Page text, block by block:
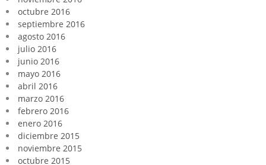
octubre 2016
septiembre 2016
agosto 2016
julio 2016
junio 2016
mayo 2016
abril 2016
marzo 2016
febrero 2016
enero 2016
diciembre 2015
noviembre 2015
octubre 2015